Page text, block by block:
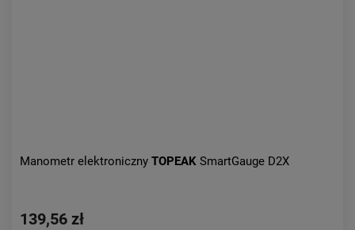
Manometr elektroniczny TOPEAK SmartGauge D2X
139,56 zł